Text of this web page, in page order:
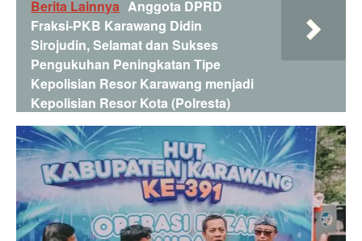
Berita Lainnya Anggota DPRD
Fraksi-PKB Karawang Didin
Sirojudin, Selamat dan Sukses
Pengukuhan Peningkatan Tipe
Kepolisian Resor Karawang menjadi
Kepolisian Resor Kota (Polresta)